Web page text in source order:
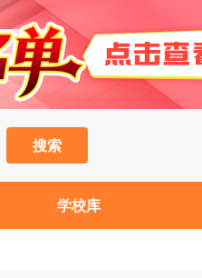
搜索
学校库